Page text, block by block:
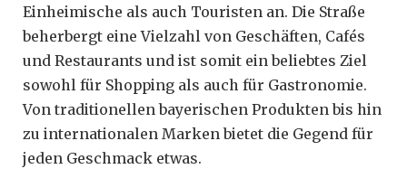
Einheimische als auch Touristen an. Die Straße
beherbergt eine Vielzahl von Geschäften, Cafés
und Restaurants und ist somit ein beliebtes Ziel
sowohl für Shopping als auch für Gastronomie.
Von traditionellen bayerischen Produkten bis hin
zu internationalen Marken bietet die Gegend für
jeden Geschmack etwas.